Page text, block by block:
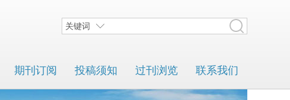
期刊订阅 投稿须知 过刊浏览 联系我们
关键词